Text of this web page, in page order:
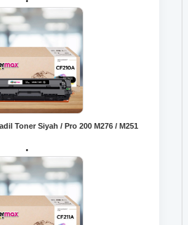
Toner Siyah / Pro 200 M276 / M251